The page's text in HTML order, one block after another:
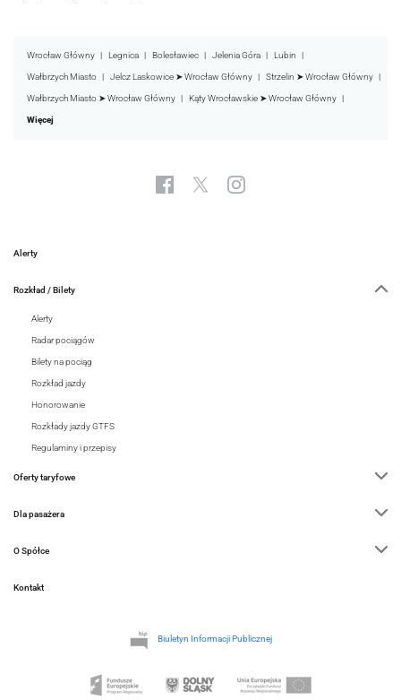
Wrocław Główny Legnica Bolesławiec Jelenia Góra Lubin
Wałbrzych Miasto Jelcz Laskowice ➤ Wrocław Główny Strzelin ➤ Wrocław Główny
Wałbrzych Miasto ➤ Wrocław Główny Kąty Wrocławskie ➤ Wrocław Główny
Więcej
Alerty
Rozkład / Bilety
Alerty
Radar pociągów
Bilety na pociąg
Rozkład jazdy
Honorowanie
Rozkłady jazdy GTFS
Regulaminy i przepisy
Oferty taryfowe
Dla pasażera
O Spółce
Kontakt
Biuletyn Informacji Publicznej